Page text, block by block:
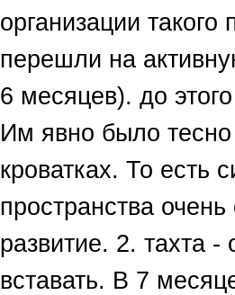
организации такого
перешли на
6 месяцев). до
Им явно было
кроватках. То есть
пространства
развитие. 2. тахта
вставать. В 7